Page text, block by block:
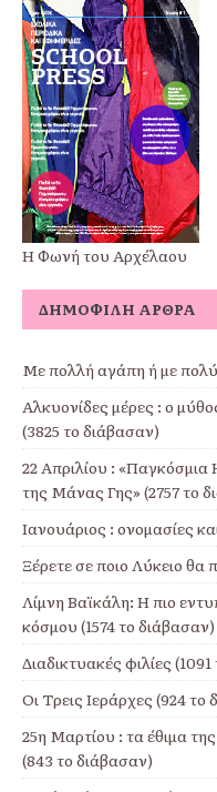
Η Φωνή του Αρχέλαου
ΔΗΜΟΦΙΛΉ ΆΡΘΡΑ
Με πολλή αγάπη ή με
Αλκυονίδες μέρες : ο
(3825 το διάβασαν)
22 Απριλίου : «Παγκόσμια
της Μάνας Γης» (2757 το
Ιανουάριος : ονομασίες
Ξέρετε σε ποιο Λύκειο θα
Λίμνη Βαϊκάλη: Η πιο
κόσμου (1574 το διάβασαν)
Διαδικτυακές φιλίες
Οι Τρεις Ιεράρχες (924 το
25η Μαρτίου : τα έθιμα
(843 το διάβασαν)